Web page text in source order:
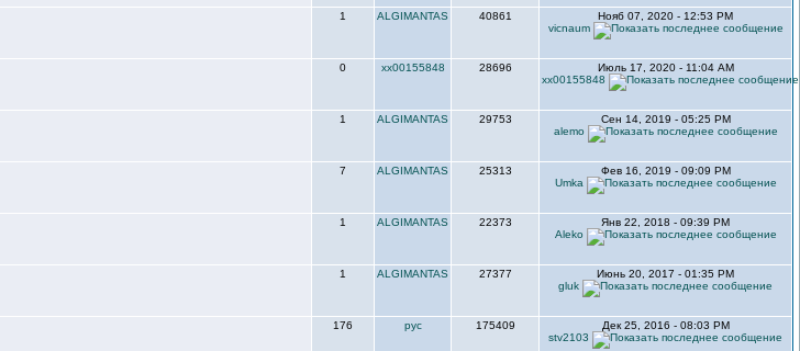
1 ALGIMANTAS 40861
Нояб 07, 2020 - 12:53 PM
vicnaum
0 xx00155848 28696
Июль 17, 2020 - 11:04 AM
xx00155848
1 ALGIMANTAS 29753
Сен 14, 2019 - 05:25 PM
alemo
7 ALGIMANTAS 25313
Фев 16, 2019 - 09:09 PM
Umka
1 ALGIMANTAS 22373
Янв 22, 2018 - 09:39 PM
Aleko
1 ALGIMANTAS 27377
Июнь 20, 2017 - 01:35 PM
gluk
176 рус 175409
Дек 25, 2016 - 08:03 PM
stv2103